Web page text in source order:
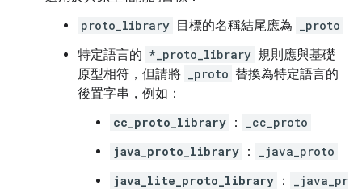
proto_library 目標的名稱結尾應為
_proto
特定語言的 *_proto_library 規則應與基礎
原型相符，但請將
_proto 替換為特定語言的
後置字串，例如：
cc_proto_library ：
_cc_proto
java_proto_library ：
_java_proto
java_lite_proto_library ：
_java_pr